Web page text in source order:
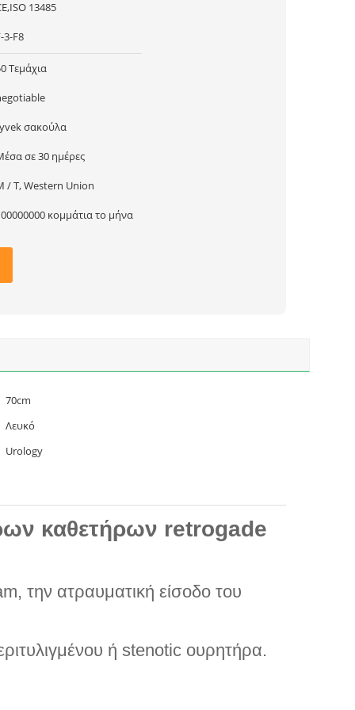
13485
3-F8
Τεμάχια
σακούλα
σε 30 ημέρες
/ Τ, Western Union
κομμάτια το μήνα
70cm
Λευκό
Urology
καθετήρων retrogade
την ατραυματική είσοδο του
ή stenotic ουρητήρα.